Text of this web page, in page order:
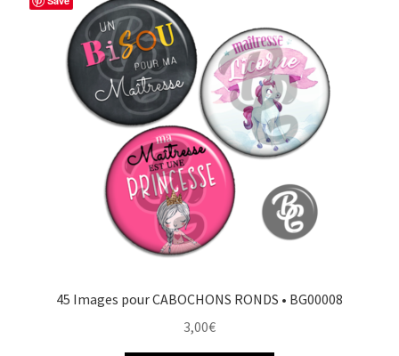
45 Images pour CABOCHONS RONDS • BG00008
3,00€